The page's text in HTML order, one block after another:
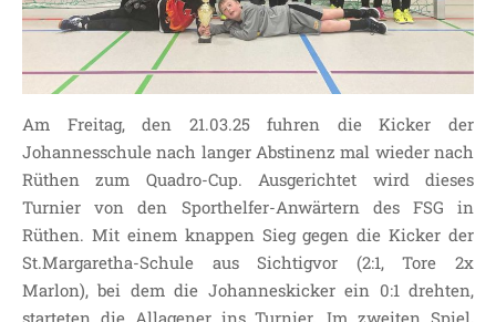
JOHANNESSCHULE
KOLLEGIUM
OGGS
KLASSEN
KLASSE 1 ESSER
KLASSE 2 MÖLLMANN
KLASSE 3A LANGENEKE
KLASSE 3B BUDEUS
Am Freitag, den 21.03.25 fuhren die Kicker der
Johannesschule nach langer Abstinenz mal wieder nach
Rüthen zum Quadro-Cup. Ausgerichtet wird dieses
Turnier von den Sporthelfer-Anwärtern des FSG in
Rüthen. Mit einem knappen Sieg gegen die Kicker der
St.Margaretha-Schule aus Sichtigvor (2:1, Tore 2x
Marlon), bei dem die Johanneskicker ein 0:1 drehten,
starteten die Allagener ins Turnier. Im zweiten Spiel,